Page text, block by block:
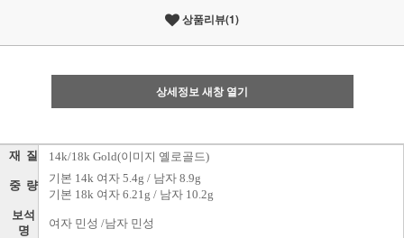
상품리뷰(1)
상세정보 새창 열기
재 질 14k/18k Gold(이미지 옐로골드)
중 량
기본 14k 여자 5.4g / 남자 8.9g
기본 18k 여자 6.21g / 남자 10.2g
보석
명
여자 민성 /남자 민성